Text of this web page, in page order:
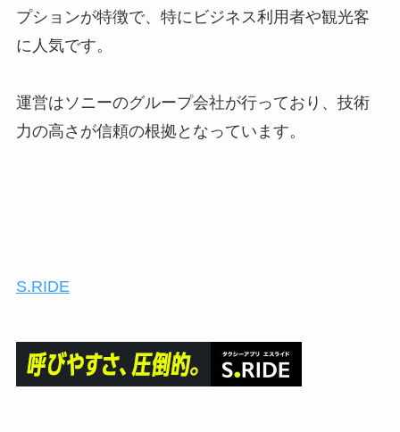
プションが特徴で、特にビジネス利用者や観光客
に人気です。
運営はソニーのグループ会社が行っており、技術
力の高さが信頼の根拠となっています。
S.RIDE